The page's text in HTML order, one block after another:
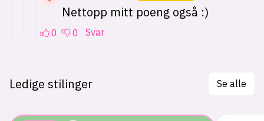
Ledige stilinger Se alle